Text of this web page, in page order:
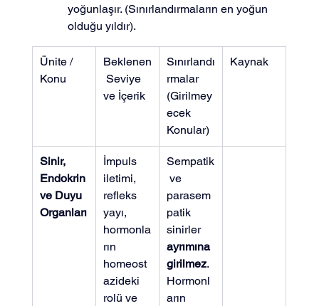
yoğunlaşır. (Sınırlandırmaların en yoğun
olduğu yıldır).
Ünite /
Konu
Beklenen
Seviye
ve İçerik
Sınırlandı
rmalar
(Girilmey
ecek
Konular)
Kaynak
Sinir,
Endokrin
ve Duyu
Organları
İmpuls
iletimi,
refleks
yayı,
hormonla
rın
homeost
azideki
rolü ve
Sempatik
ve
parasem
patik
sinirler
ayrımına
girilmez.
Hormonl
arın